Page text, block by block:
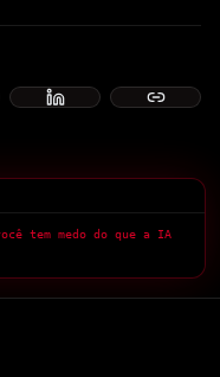
tem medo do que a IA